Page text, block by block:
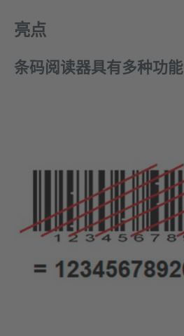
亮点
条码阅读器具有多种功能